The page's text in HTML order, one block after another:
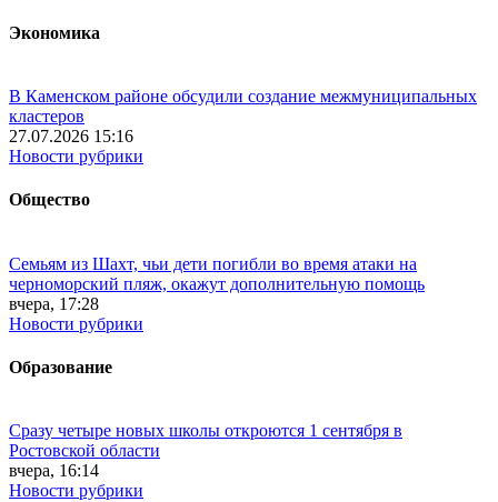
Экономика
В Каменском районе обсудили создание межмуниципальных
кластеров
27.07.2026 15:16
Новости рубрики
Общество
Семьям из Шахт, чьи дети погибли во время атаки на
черноморский пляж, окажут дополнительную помощь
вчера, 17:28
Новости рубрики
Образование
Сразу четыре новых школы откроются 1 сентября в
Ростовской области
вчера, 16:14
Новости рубрики